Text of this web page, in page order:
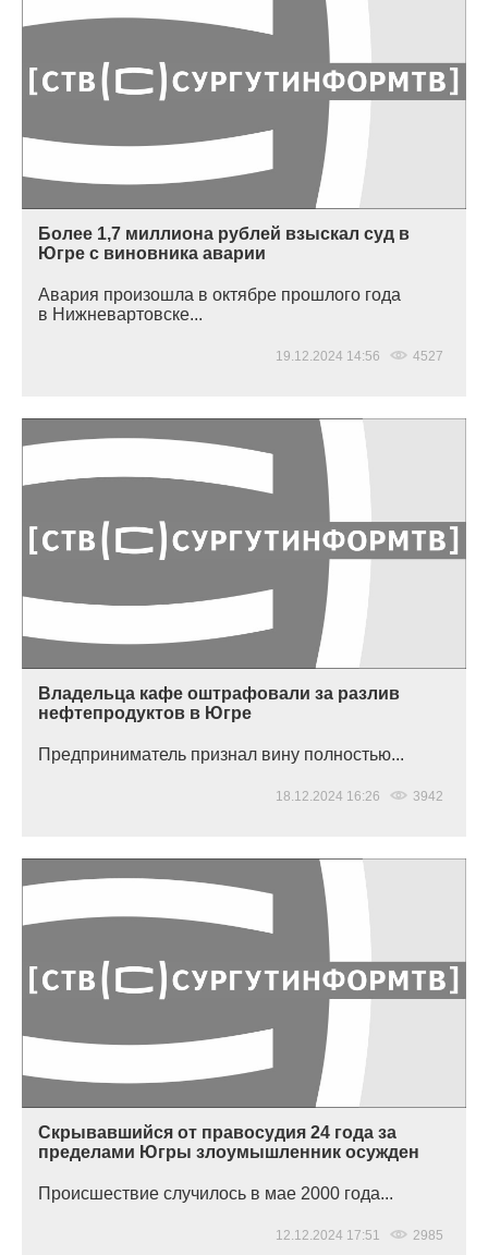
Более 1,7 миллиона рублей взыскал суд в
Югре с виновника аварии
Авария произошла в октябре прошлого года
в Нижневартовске...
19.12.2024 14:56 4527
Владельца кафе оштрафовали за разлив
нефтепродуктов в Югре
Предприниматель признал вину полностью...
18.12.2024 16:26 3942
Скрывавшийся от правосудия 24 года за
пределами Югры злоумышленник осужден
Происшествие случилось в мае 2000 года...
12.12.2024 17:51 2985